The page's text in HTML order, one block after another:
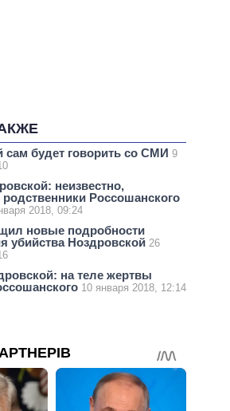
сам будет говорить со СМИ 9
неизвестно,
Россошанского
2018, 09:24
новые подробности
убийства Ноздровской 26
на теле жертвы
10 января 2018, 12:14